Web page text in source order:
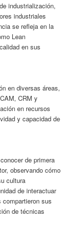
industrialización,
industriales
se refleja en la
Lean
en sus
en diversas áreas,
CRM y
en recursos
y capacidad de
de primera
observando cómo
cultura
de interactuar
sus
de técnicas